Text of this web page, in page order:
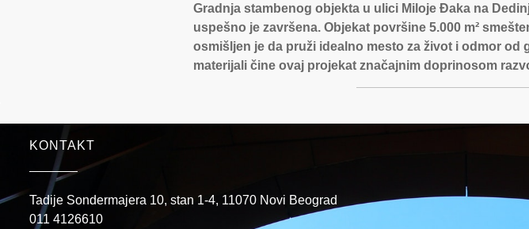
Gradnja stambenog objekta u ulici Miloje Đaka na
uspešno je završena. Objekat površine 5.000 m²
osmišljen je da pruži idealno mesto za život i odmor
materijali čine ovaj projekat značajnim doprinosom
KONTAKT
Tadije Sondermajera 10, stan 1-4, 11070 Novi Beograd
011 4126610